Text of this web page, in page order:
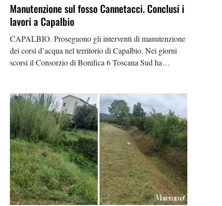
Manutenzione sul fosso Cannetacci. Conclusi i
lavori a Capalbio
CAPALBIO. Proseguono gli interventi di manutenzione
dei corsi d’acqua nel territorio di Capalbio. Nei giorni
scorsi il Consorzio di Bonifica 6 Toscana Sud ha